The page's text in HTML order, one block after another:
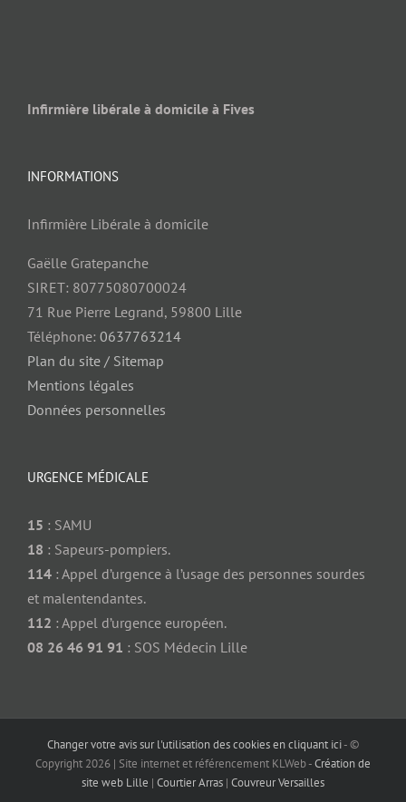
Infirmière libérale à domicile à Fives
INFORMATIONS
Infirmière Libérale à domicile
Gaëlle Gratepanche
SIRET: 80775080700024
71 Rue Pierre Legrand, 59800 Lille
Téléphone: 0637763214
Plan du site / Sitemap
Mentions légales
Données personnelles
URGENCE MÉDICALE
15 : SAMU
18 : Sapeurs-pompiers.
114 : Appel d’urgence à l’usage des personnes sourdes
et malentendantes.
112 : Appel d’urgence européen.
08 26 46 91 91 : SOS Médecin Lille
Changer votre avis sur l'utilisation des cookies en cliquant ici- ©
Copyright 2026 | Site internet et référencement KLWeb -Création de
site web Lille | Courtier Arras | Couvreur Versailles